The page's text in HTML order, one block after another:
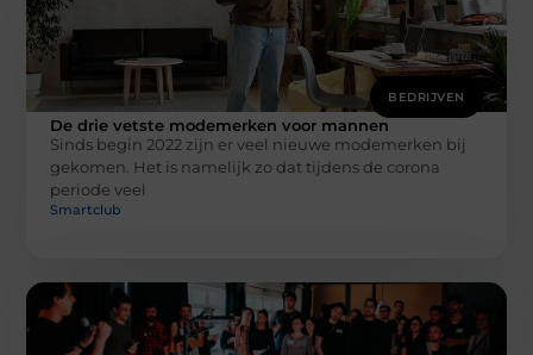
BEDRIJVEN
De drie vetste modemerken voor mannen
Sinds begin 2022 zijn er veel nieuwe modemerken bij
gekomen. Het is namelijk zo dat tijdens de corona
periode veel
Smartclub